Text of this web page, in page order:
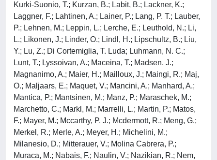
Kurki-Suonio, T.; Kurzan, B.; Labit, B.; Lackner, K.;
Laggner, F.; Lahtinen, A.; Lainer, P.; Lang, P. T.; Lauber,
P.; Lehnen, M.; Leppin, L.; Lerche, E.; Leuthold, N.; Li,
L.; Likonen, J.; Linder, O.; Lindl, H.; Lipschultz, B.; Liu,
Y.; Lu, Z.; Di Cortemiglia, T. Luda; Luhmann, N. C.;
Lunt, T.; Lyssoivan, A.; Maceina, T.; Madsen, J.;
Magnanimo, A.; Maier, H.; Mailloux, J.; Maingi, R.; Maj,
O.; Maljaars, E.; Maquet, V.; Mancini, A.; Manhard, A.;
Mantica, P.; Mantsinen, M.; Manz, P.; Maraschek, M.;
Marchetto, C.; Markl, M.; Marrelli, L.; Martin, P.; Matos,
F.; Mayer, M.; Mccarthy, P. J.; Mcdermott, R.; Meng, G.;
Merkel, R.; Merle, A.; Meyer, H.; Michelini, M.;
Milanesio, D.; Mitterauer, V.; Molina Cabrera, P.;
Muraca, M.; Nabais, F.; Naulin, V.; Nazikian, R.; Nem,